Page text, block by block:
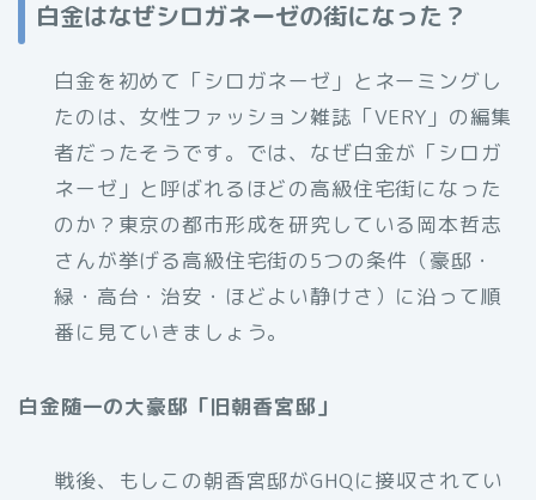
白金はなぜシロガネーゼの街になった？
白金を初めて「シロガネーゼ」とネーミングし
たのは、女性ファッション雑誌「VERY」の編集
者だったそうです。では、なぜ白金が「シロガ
ネーゼ」と呼ばれるほどの高級住宅街になった
のか？東京の都市形成を研究している岡本哲志
さんが挙げる高級住宅街の5つの条件（豪邸・
緑・高台・治安・ほどよい静けさ）に沿って順
番に見ていきましょう。
白金随一の大豪邸「旧朝香宮邸」
戦後、もしこの朝香宮邸がGHQに接収されてい